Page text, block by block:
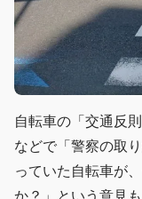
自転車の「交通反
などで「警察の取
っていた自転車が
か？」という意見も